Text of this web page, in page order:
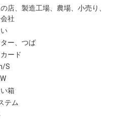
店、製造工場、農場、小売り、
社
ー、つば
ード
S
箱
テム